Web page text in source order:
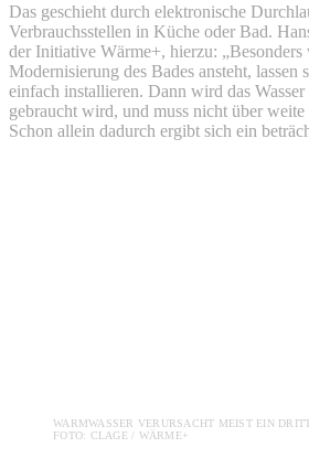
Das geschieht durch elektronische
Verbrauchsstellen in Küche oder Bad.
der Initiative Wärme+, hierzu: „Besonders
Modernisierung des Bades ansteht,
einfach installieren. Dann wird das
gebraucht wird, und muss nicht über
Schon allein dadurch ergibt sich ein
WARMWASSER VERURSACHT MEIST EIN
FOTO: CLAGE / WÄRME+